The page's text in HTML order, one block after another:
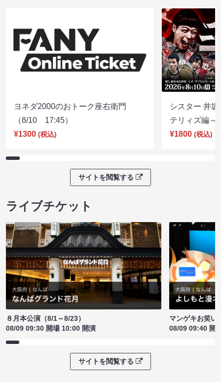
ヨネダ2000のおトーク座右衛門
（8/10 17:45）
¥1300 (税込)
シスター 井
テリィズ編
¥1800 (税込)
サイトを閲覧する
ライブチケット
８月本公演（8/1～8/23）
08/09 09:30 開場 10:00 開演
マンゲキお笑い
08/09 09:40 開
サイトを閲覧する